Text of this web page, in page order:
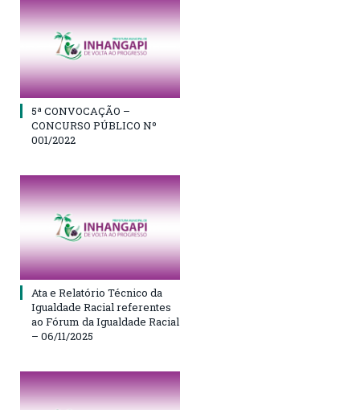
5ª CONVOCAÇÃO –
CONCURSO PÚBLICO Nº
001/2022
Ata e Relatório Técnico da
Igualdade Racial referentes
ao Fórum da Igualdade Racial
– 06/11/2025